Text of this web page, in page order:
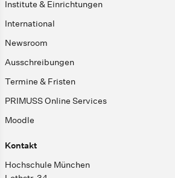
Institute & Einrichtungen
International
Newsroom
Ausschreibungen
Termine & Fristen
PRIMUSS Online Services
Moodle
Kontakt
Hochschule München